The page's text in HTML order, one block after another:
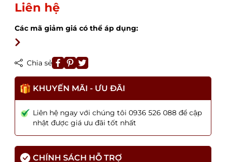
Liên hệ
Các mã giảm giá có thể áp dụng:
Chia sẻ
KHUYẾN MÃI - ƯU ĐÃI
Liên hệ ngay với chúng tôi 0936 526 088 để cập
nhật được giá ưu đãi tốt nhất
CHÍNH SÁCH HỖ TRỢ